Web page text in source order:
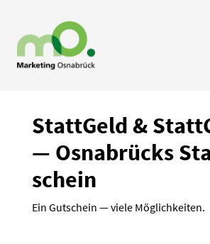
StattGeld &
— Osnabrücks
schein
Ein Gutschein — viele Möglich­keiten.